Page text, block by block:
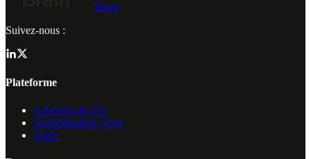
Brain
Suivez-nous :
Plateforme
Adoption de l'IA
Sensibilisation cyber
Tarifs